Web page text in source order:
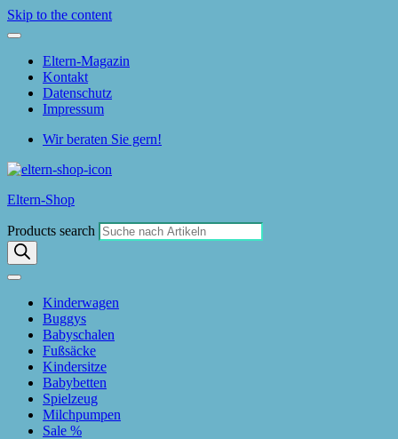
Skip to the content
Eltern-Magazin
Kontakt
Datenschutz
Impressum
Wir beraten Sie gern!
Eltern-Shop
Products search
Kinderwagen
Buggys
Babyschalen
Fußsäcke
Kindersitze
Babybetten
Spielzeug
Milchpumpen
Sale %